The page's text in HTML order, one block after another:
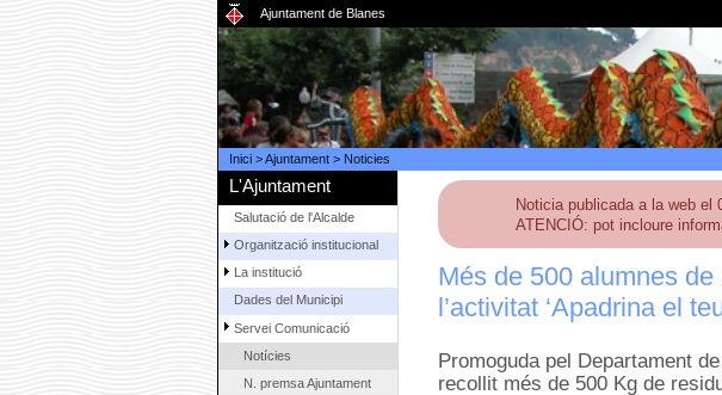
Ajuntament de Blanes
Inici>Ajuntament> Noticies
L'Ajuntament
Salutació de l'Alcalde
Organització institucional
La institució
Dades del Municipi
Servei Comunicació
Notícies
N. premsa Ajuntament
Noticia publicada a la web el
ATENCIÓ: pot incloure
Més de 500 alumnes
l’activitat ‘Apadrina el
Promoguda pel Departament
recollit més de 500 Kg de